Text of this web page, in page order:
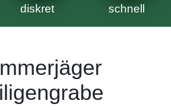
diskret schnell